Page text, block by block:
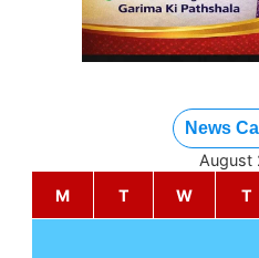
News
August
M
T W T